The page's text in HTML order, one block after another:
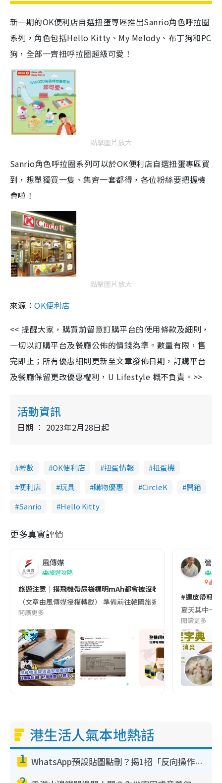
新一期的OK便利店自選扭蛋專區推出Sanrio角色呼拉圈
系列，角色包括Hello Kitty、My Melody、布丁狗和PC
狗，全部一齊扭呼拉圈超級可愛！
點擊圖片放大
Sanrio角色呼拉圈系列可以於OK便利店自選扭蛋專區買
到，想單獨買一隻、集齊一套都得，各位粉絲要把握機
會啦！
點擊圖片放大
來源：OK便利店
<< 提醒大家，購買前留意訂購平台的使用條款及細則，
一切以訂購平台及餐廳公佈的價錢為準。數量有限，售
完即止；所有優惠細則更新至文章發佈日期，訂購平台
及餐廳保留更改優惠權利，U Lifestyle 概不負責。>>
活動資訊
日期 2023年2月28日起
著數 OK便利店 扭蛋情報
扭蛋機
便利店
玩具 購物優惠 CircleK
開箱
Sanrio
Hello Kitty
更多真實評價
風傳媒
旅遊攻略
旅遊注意｜搭飛機帶尿袋標明mAh都會被沒收😱出發前切記檢查
（文章由風傳媒授權轉載） 準備前往韓國旅遊的民眾，近期要
閱讀更多
營養
香港
#連皮帶籽
夏天其中一
閱讀更多
港生活人氣本地熱話
1 WhatsApp預設貼圖點刪？揭1招「反向操作」還原簡潔介面 附3步實測教學